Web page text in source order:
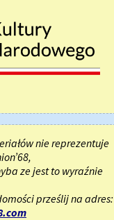
nie reprezentuje
ze jest to wyraźnie
prześlij na adres: